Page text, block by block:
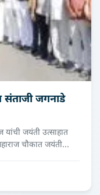
संताजी जगनाडे
जयंती उत्साहात
चौकात जयंती...